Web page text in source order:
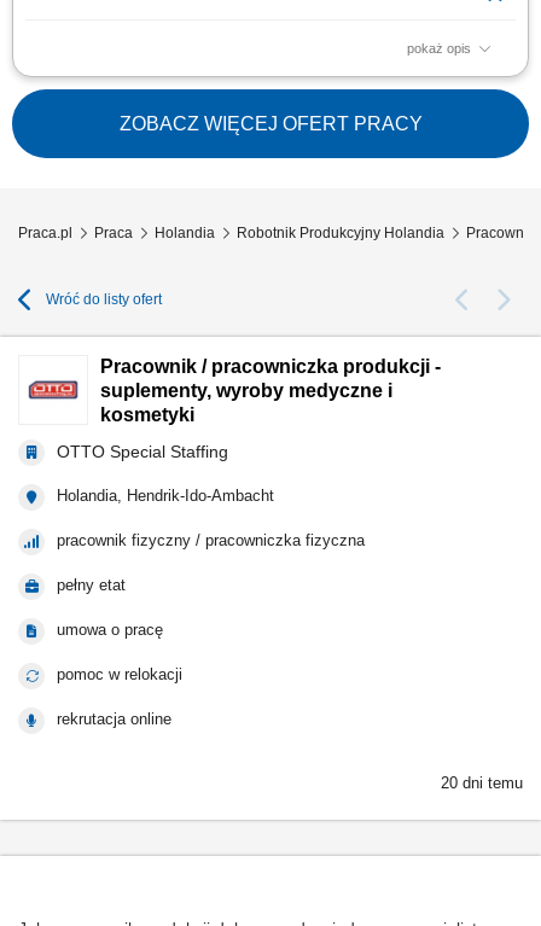
pokaż opis
Kogo szukamy? Czy chcesz pracować w firmie produkującej różnego
rodzaju przekąski? Interesuje Cię proces ich przetwarzania, pakowania i
dystrybucji? Aplikuj już teraz! Czym będziesz się zajmować? Dla naszego
klienta w Hazerswoude-Dorp poszukujemy zmotywowanych osób do
pracy przy produkcji...
ZOBACZ WIĘCEJ OFERT PRACY
Praca.pl Praca Holandia Robotnik Produkcyjny Holandia Pracownik
Wróć do listy ofert
Pracownik / pracowniczka produkcji -
suplementy, wyroby medyczne i
kosmetyki
OTTO Special Staffing
Holandia, Hendrik-Ido-Ambacht
pracownik fizyczny / pracowniczka fizyczna
pełny etat
umowa o pracę
pomoc w relokacji
rekrutacja online
20 dni temu